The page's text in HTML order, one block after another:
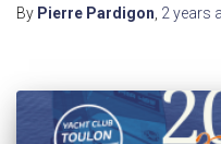
By Pierre Pardigon 2 years